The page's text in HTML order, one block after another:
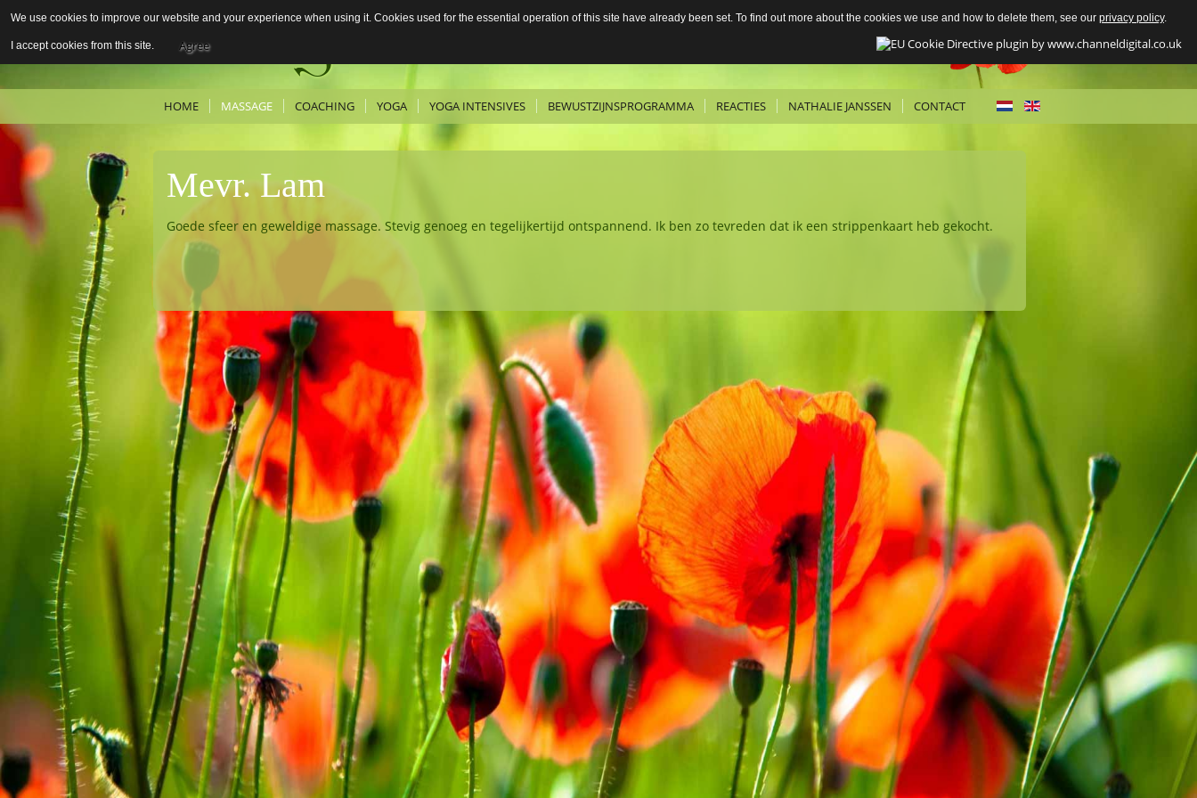
Pereg
HOME MASSAGE COACHING YOGA YOGA INTENSIVES BEWUSTZIJNSPROGRAMMA REACTIES NATHALIE JANSSEN CONTACT
Mevr. Lam
Goede sfeer en geweldige massage. Stevig genoeg en tegelijkertijd ontspannend. Ik ben zo tevreden dat ik een strippenkaart heb gekocht.
We use cookies to improve our website and your experience when using it. Cookies used for the essential operation of this site have already been set. To find out more about the cookies we use and how to delete them, see our privacy policy.
I accept cookies from this site. Agree